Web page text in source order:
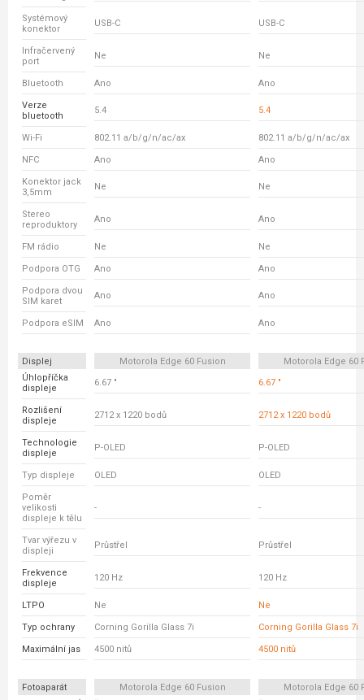
Systémový
konektor
USB-C USB-C
Infračervený
port
Ne Ne
Bluetooth Ano Ano
Verze
bluetooth
5.4 5.4
Wi-Fi 802.11 a/b/g/n/ac/ax 802.11 a/b/g/n/ac/ax
NFC Ano Ano
Konektor jack
3,5mm
Ne Ne
Stereo
reproduktory
Ano Ano
FM rádio Ne Ne
Podpora OTG Ano Ano
Podpora dvou
SIM karet
Ano Ano
Podpora eSIM Ano Ano
Displej Motorola Edge 60 Fusion
Motorola Edge 60
Úhlopříčka
displeje
6.67 " 6.67 "
Rozlišení
displeje
2712 x 1220 bodů 2712 x 1220 bodů
Technologie
displeje
P-OLED P-OLED
Typ displeje OLED OLED
Poměr
velikosti
displeje k tělu
- -
Tvar výřezu v
displeji
Průstřel Průstřel
Frekvence
displeje
120 Hz 120 Hz
LTPO Ne Ne
Typ ochrany Corning Gorilla Glass 7i Corning Gorilla Glass 7i
Maximální jas 4500 nitů 4500 nitů
Fotoaparát Motorola Edge 60 Fusion
Motorola Edge 60